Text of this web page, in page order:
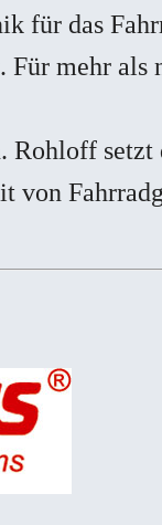
für das
Für mehr als
Rohloff setzt
von